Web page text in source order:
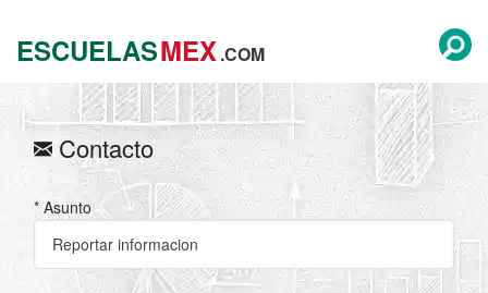
ESCUELASMEX.COM
Contacto
* Asunto